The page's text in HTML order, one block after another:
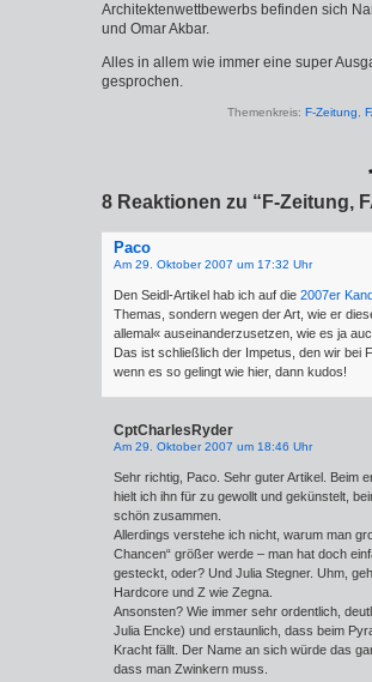
Architektenwettbewerbs befinden sich
und Omar Akbar.
Alles in allem wie immer eine super
gesprochen.
Themenkreis: F-Zeitung
*
8 Reaktionen zu “F-Zeitung,
Paco
Am 29. Oktober 2007 um 17:32 Uhr
Den Seidl-Artikel hab ich auf die 2007er
Themas, sondern wegen der Art, wie er
allemal« auseinanderzusetzen, wie es ja
Das ist schließlich der Impetus, den wir bei
wenn es so gelingt wie hier, dann kudos!
CptCharlesRyder
Am 29. Oktober 2007 um 18:46 Uhr
Sehr richtig, Paco. Sehr guter Artikel. Beim
hielt ich ihn für zu gewollt und gekünstelt,
schön zusammen.
Allerdings verstehe ich nicht, warum man
Chancen“ größer werde – man hat doch
gesteckt, oder? Und Julia Stegner. Uhm,
Hardcore und Z wie Zegna.
Ansonsten? Wie immer sehr ordentlich,
Julia Encke) und erstaunlich, dass beim
Kracht fällt. Der Name an sich würde das
dass man Zwinkern muss.